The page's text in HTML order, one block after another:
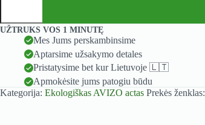
AVIZO
balzaminis
vynuogių
250
A
a
UŽTRUKS VOS 1 MINUTĘ
Mes Jums perskambinsime
Aptarsime užsakymo detales
Pristatysime bet kur Lietuvoje 🇱🇹
Apmokėsite jums patogiu būdu
Kategorija: Ekologiškas AVIZO actas Prekės ženklas: